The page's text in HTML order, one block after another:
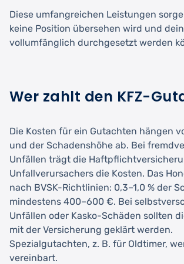
Diese umfangreichen Leistungen
keine Position übersehen wird und
vollumfänglich durchgesetzt werden
Wer zahlt den KFZ-
Die Kosten für ein Gutachten hängen
und der Schadenshöhe ab. Bei
Unfällen trägt die
Unfallverursachers die Kosten. Das
nach BVSK-Richtlinien: 0,3–1,0 % der
mindestens 400–600 €. Bei
Unfällen oder Kasko-Schäden sollten
mit der Versicherung geklärt werden.
Spezialgutachten, z. B. für Oldtimer,
vereinbart.